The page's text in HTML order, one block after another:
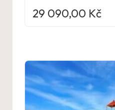
29 090,00 Kč